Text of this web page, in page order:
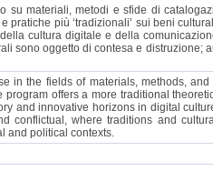
su materiali, metodi e sfide di
più ‘tradizionali’ sui beni
cultura digitale e della
sono oggetto di contesa e distruzione;
in the fields of materials, methods,
offers a more traditional
and innovative horizons in digital
conflictual, where traditions and
and political contexts.